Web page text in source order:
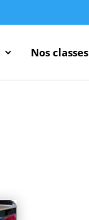
Nos classes